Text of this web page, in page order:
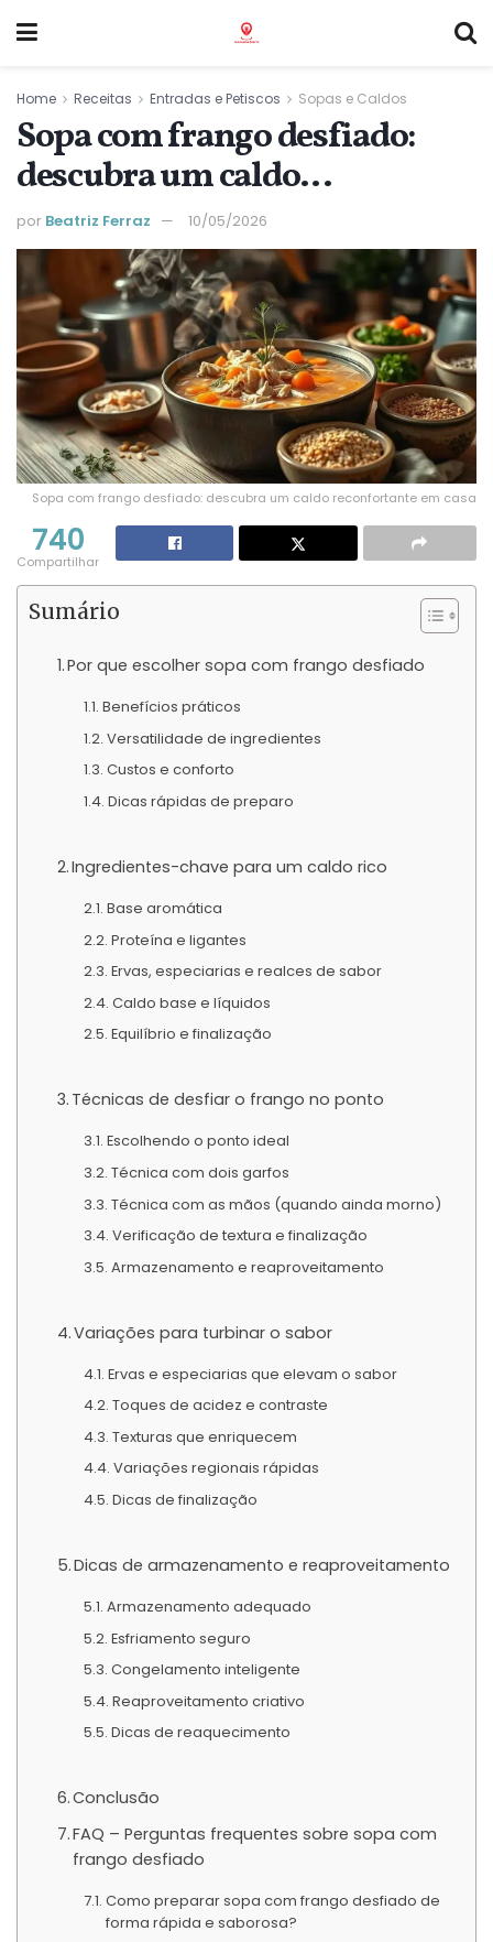
Home Receitas Entradas e Petiscos Sopas e Caldos
Sopa com frango desfiado:
descubra um caldo
reconfortante em casa
por Beatriz Ferraz 10/05/2026
Sopa com frango desfiado: descubra um caldo reconfortante em casa
740
Compartilhar
Sumário
Por que escolher sopa com frango desfiado
Benefícios práticos
Versatilidade de ingredientes
Custos e conforto
Dicas rápidas de preparo
Ingredientes-chave para um caldo rico
Base aromática
Proteína e ligantes
Ervas, especiarias e realces de sabor
Caldo base e líquidos
Equilíbrio e finalização
Técnicas de desfiar o frango no ponto
Escolhendo o ponto ideal
Técnica com dois garfos
Técnica com as mãos (quando ainda morno)
Verificação de textura e finalização
Armazenamento e reaproveitamento
Variações para turbinar o sabor
Ervas e especiarias que elevam o sabor
Toques de acidez e contraste
Texturas que enriquecem
Variações regionais rápidas
Dicas de finalização
Dicas de armazenamento e reaproveitamento
Armazenamento adequado
Esfriamento seguro
Congelamento inteligente
Reaproveitamento criativo
Dicas de reaquecimento
Conclusão
FAQ – Perguntas frequentes sobre sopa com
frango desfiado
Como preparar sopa com frango desfiado de
forma rápida e saborosa?